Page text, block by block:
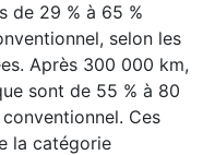
de 29 % à 65 %
selon les
Après 300 000 km,
sont de 55 % à 80
Ces
la catégorie